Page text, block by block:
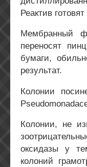
Реактив
Мембранный
переносят
бумаги,
результат.
Колонии
Колонии, не
оксидазы у
колоний